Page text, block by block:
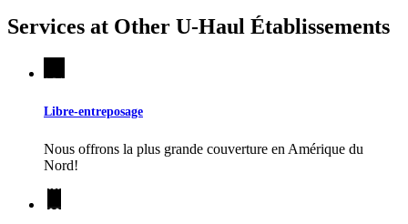
Services at Other U-Haul Établissements
Libre-entreposage
Nous offrons la plus grande couverture en Amérique du
Nord!